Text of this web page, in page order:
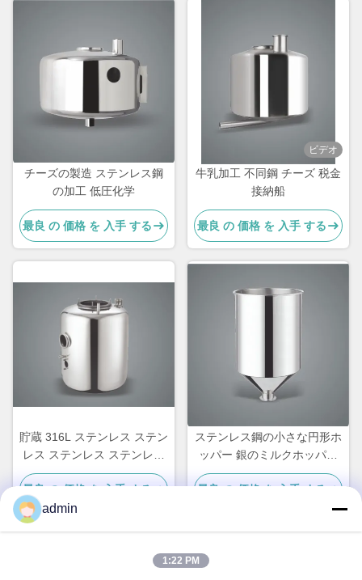
チーズの製造 ステンレス鋼
の加工 低圧化学
最良 の 価格 を 入手 する
ビデオ
牛乳加工 不同鋼 チーズ 税金
接納船
最良 の 価格 を 入手 する
貯蔵 316L ステンレス ステン
レス ステンレス ステンレス
ステンレス
最良 の 価格 を 入手 する
ステンレス鋼の小さな円形ホ
ッパー 銀のミルクホッパー
20L
最良 の 価格 を 入手 する
admin
1:22 PM